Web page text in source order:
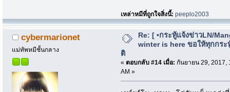
เหล่าหมีที่ถูกใจสิ่งนี้:peeplo2003
cybermarionet
แม่ทัพหมีชั้นกลาง
Re: [ •กระทู้แจ้งข่าวLN/
winter is here ขอให้ทุกกระ
ติ
« ตอบกลับ #14 เมื่อ: กันยายน 29, 2017,
AM »